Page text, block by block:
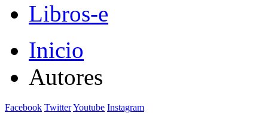
Libros-e
Inicio
Autores
Facebook TwitterYoutube Instagram